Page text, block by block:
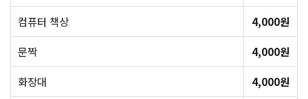
컴퓨터 책상
4,000원
문짝
4,000원
화장대
4,000원